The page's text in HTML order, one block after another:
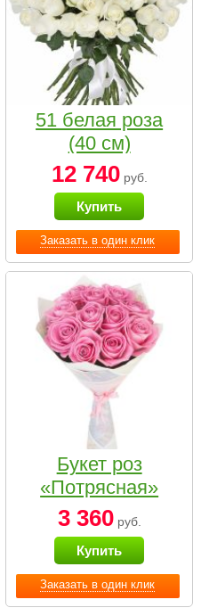
Заказать в один клик
51 белая роза
(40 см)
12 740руб.
Купить
Заказать в один клик
Букет роз
«Потрясная»
3 360руб.
Купить